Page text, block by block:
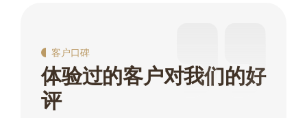
客户口碑
体验过的客户对我们的好
评